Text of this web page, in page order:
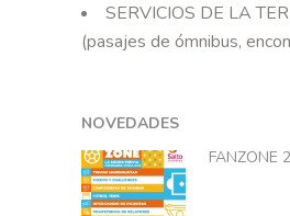
SERVICIOS DE LA
(pasajes de ómnibus,
NOVEDADES
FANZONE